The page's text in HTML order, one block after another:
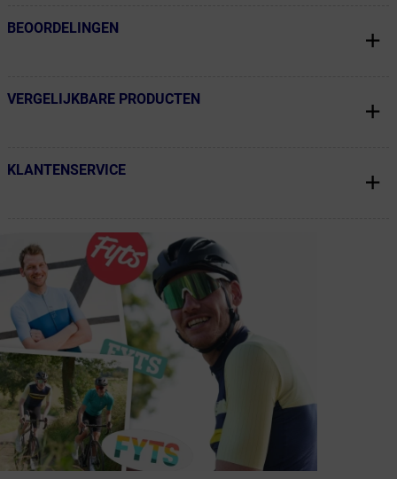
← Terug naar productnavigatie
BEOORDELINGEN
← Terug naar productnavigatie
VERGELIJKBARE PRODUCTEN
← Terug naar productnavigatie
KLANTENSERVICE